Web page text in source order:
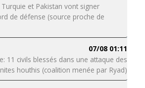
et Pakistan vont signer
de défense (source proche de
07/08 01:11
11 civils blessés dans une attaque des
houthis (coalition menée par Ryad)